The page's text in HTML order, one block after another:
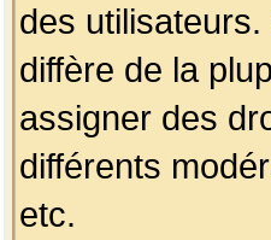
des
diffère de la
assigner des
différents
etc.